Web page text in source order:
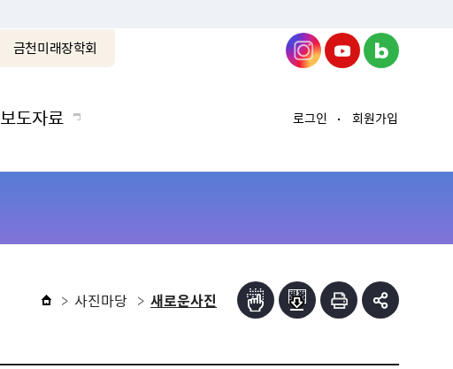
금천미래장학회
보도자료 로그인 회원가입
사진마당 새로운사진